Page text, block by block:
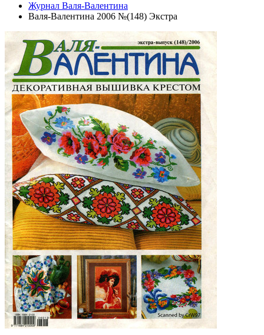
Журнал Валя-Валентина
Валя-Валентина 2006 №(148) Экстра